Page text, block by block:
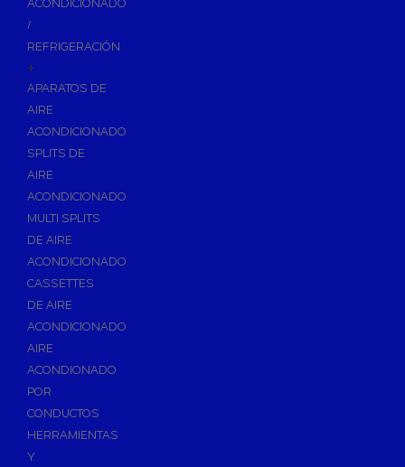
Asientos y Tapas de WC
Lavabos
Urinarios
Bidés
Vertederos Baño
Sanitarios Suspendidos
Placas de Accionamiento para Cisternas
Cisternas Empotradas
Seguridad en el Baño
Wellness
Calefacción y A.C.S
Accesorios de Calefacción
Vasos de Expansión
ACONDICIONADO
/
REFRIGERACIÓN
+
APARATOS DE
AIRE
ACONDICIONADO
SPLITS DE
AIRE
ACONDICIONADO
MULTI SPLITS
DE AIRE
ACONDICIONADO
CASSETTES
DE AIRE
ACONDICIONADO
AIRE
ACONDIONADO
POR
CONDUCTOS
HERRAMIENTAS
Y